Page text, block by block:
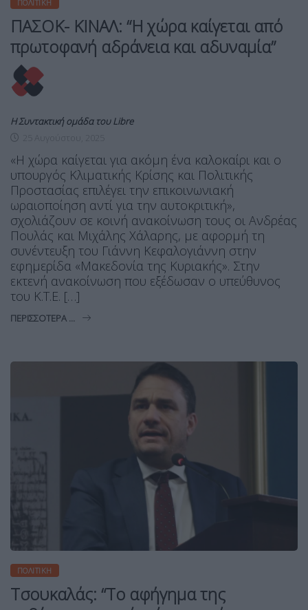
ΠΟΛΙΤΙΚΉ
ΠΑΣΟΚ- ΚΙΝΑΛ: “Η χώρα καίγεται από
πρωτοφανή αδράνεια και αδυναμία”
Η Συντακτική ομάδα του Libre
«Η χώρα καίγεται για ακόμη ένα καλοκαίρι και ο
υπουργός Κλιματικής Κρίσης και Πολιτικής
Προστασίας επιλέγει την επικοινωνιακή
ωραιοποίηση αντί για την αυτοκριτική»,
σχολιάζουν σε κοινή ανακοίνωση τους οι Ανδρέας
Πουλάς και Μιχάλης Χάλαρης, με αφορμή τη
συνέντευξη του Γιάννη Κεφαλογιάννη στην
εφημερίδα «Μακεδονία της Κυριακής». Στην
εκτενή ανακοίνωση που εξέδωσαν ο υπεύθυνος
του Κ.Τ.Ε. […]
ΠΕΡΙΣΣΌΤΕΡΑ ...
ΠΟΛΙΤΙΚΉ
Τσουκαλάς: “Το αφήγημα της